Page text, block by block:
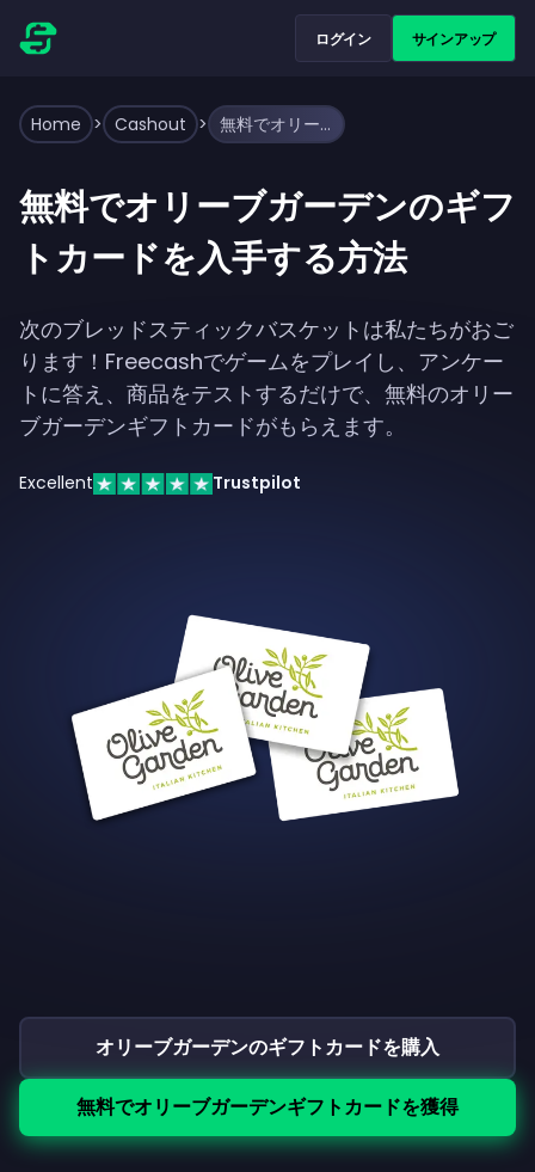
ログイン サインアップ
Home > Cashout > 無料でオリーブガーデンのギフトカードを入手する方法
無料でオリーブガーデンのギフ
トカードを入手する方法
次のブレッドスティックバスケットは私たちがおご
ります！Freecashでゲームをプレイし、アンケー
トに答え、商品をテストするだけで、無料のオリー
ブガーデンギフトカードがもらえます。
Excellent Trustpilot
オリーブガーデンのギフトカードを購入
無料でオリーブガーデンギフトカードを獲得